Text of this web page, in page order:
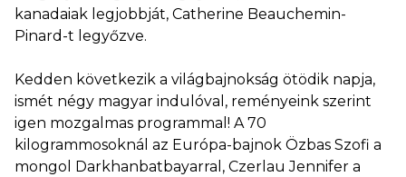
kanadaiak legjobbját, Catherine Beauchemin-
Pinard-t legyőzve.
Kedden következik a világbajnokság ötödik napja,
ismét négy magyar indulóval, reményeink szerint
igen mozgalmas programmal! A 70
kilogrammosoknál az Európa-bajnok Özbas Szofi a
mongol Darkhanbatbayarral, Czerlau Jennifer a